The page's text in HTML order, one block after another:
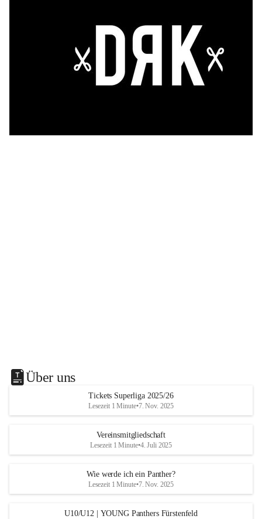
Über uns
Tickets Superliga 2025/26
Lesezeit 1 Minute•7. Nov. 2025
Vereinsmitgliedschaft
Lesezeit 1 Minute•4. Juli 2025
Wie werde ich ein Panther?
Lesezeit 1 Minute•7. Nov. 2025
U10/U12 | YOUNG Panthers Fürstenfeld